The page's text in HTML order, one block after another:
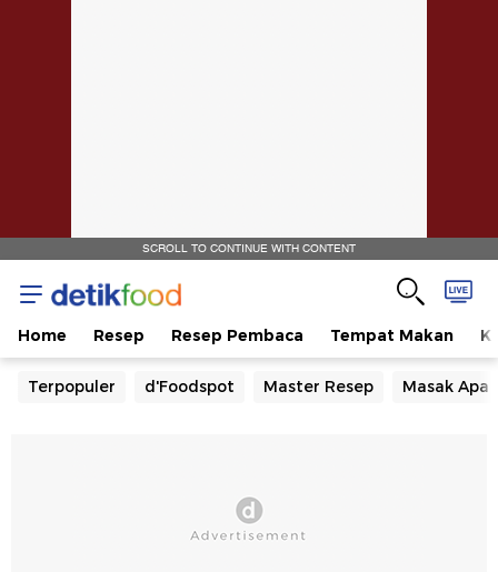
SCROLL TO CONTINUE WITH CONTENT
Home Resep Resep Pembaca Tempat Makan
Terpopuler d'Foodspot Master Resep Masak Apa